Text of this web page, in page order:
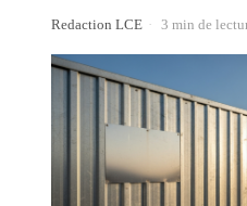
Redaction LCE 3 min de